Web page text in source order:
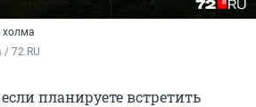
холма
72.RU
если планируете встретить